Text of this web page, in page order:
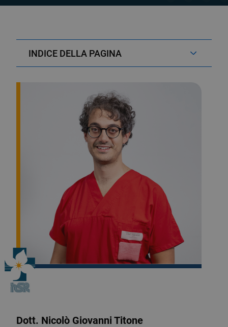
INDICE DELLA PAGINA
Dott. Nicolò Giovanni Titone